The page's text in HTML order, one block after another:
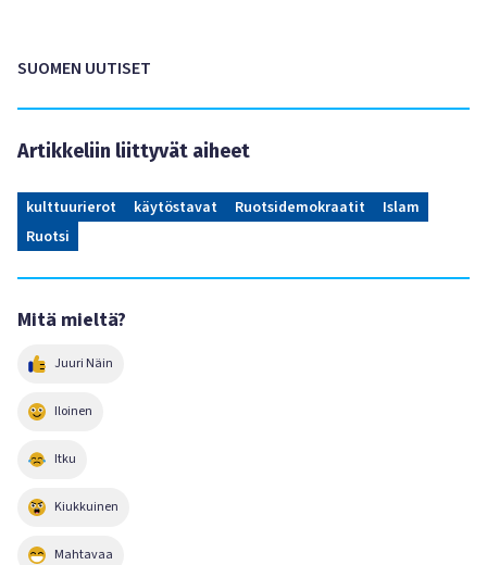
SUOMEN UUTISET
Artikkeliin liittyvät aiheet
kulttuurierot käytöstavat Ruotsidemokraatit
Islam
Ruotsi
Mitä mieltä?
Juuri Näin
Iloinen
Itku
Kiukkuinen
Mahtavaa